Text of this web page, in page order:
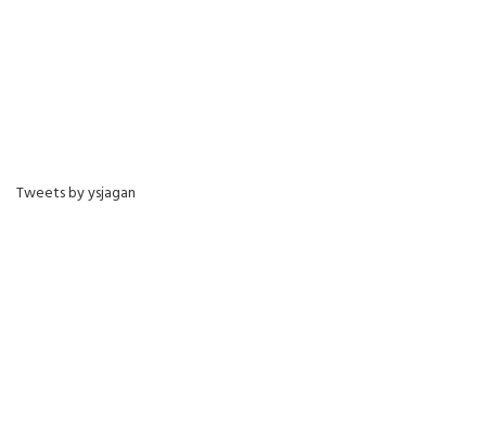
Tweets by ysjagan